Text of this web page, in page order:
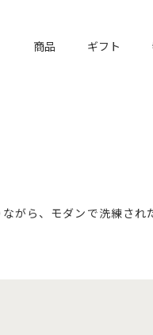
商品 ギフト
がら、モダンで洗練され